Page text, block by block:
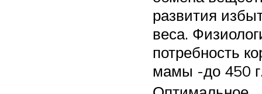
развития
веса.
потребность
мамы -до 450